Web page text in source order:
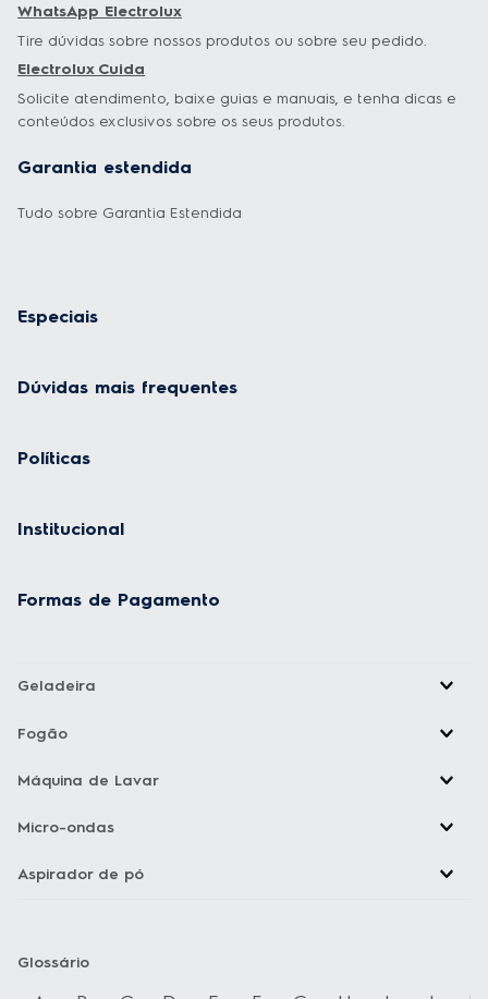
WhatsApp Electrolux
Tire dúvidas sobre nossos produtos ou sobre seu pedido.
Electrolux Cuida
Solicite atendimento, baixe guias e manuais, e tenha dicas e
conteúdos exclusivos sobre os seus produtos.
Garantia estendida
Tudo sobre Garantia Estendida
Especiais
Dúvidas mais frequentes
Políticas
Institucional
Formas de Pagamento
Geladeira
Fogão
Máquina de Lavar
Micro-ondas
Aspirador de pó
Glossário